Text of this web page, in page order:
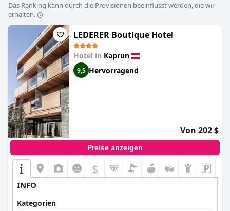
Das Ranking kann durch die Provisionen beeinflusst werden, die wir
erhalten.
LEDERER Boutique Hotel
Hotel in Kaprun
9,5 Hervorragend
Von 202 $
Preise anzeigen
$
INFO
Kategorien